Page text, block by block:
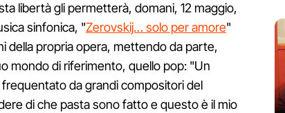
libertà gli permetterà, domani, 12 maggio,
sinfonica, "Zerovskij… solo per amore"
della propria opera, mettendo da parte,
mondo di riferimento, quello pop: "Un
da grandi compositori del
di che pasta sono fatto e questo è il mio